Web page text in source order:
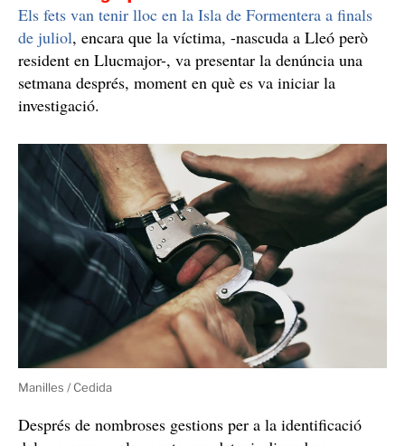
Els fets van tenir lloc en la Isla de Formentera a finals
de juliol, encara que la víctima, -nascuda a Lleó però
resident en Llucmajor-, va presentar la denúncia una
setmana després, moment en què es va iniciar la
investigació.
Manilles / Cedida
Després de nombroses gestions per a la identificació